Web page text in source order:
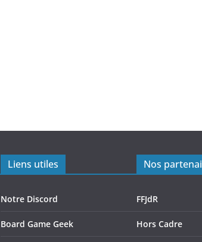
Liens utiles
Notre Discord
Board Game Geek
Nos
FFJdR
Hors Cadre